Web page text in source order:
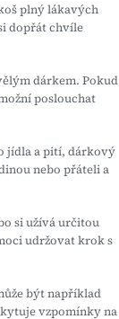
plný lákavých
dopřát chvíle
dárkem. Pokud
poslouchat
jídla a pití, dárkový
nebo přáteli a
si užívá určitou
udržovat krok s
být například
vzpomínky na